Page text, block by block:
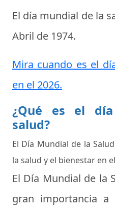
El día mundial de la
Abril de 1974.
Mira cuando es el
en el 2026.
¿Qué es el
salud?
El Día Mundial de la
la salud y el bienestar en
El Día Mundial de la
gran importancia